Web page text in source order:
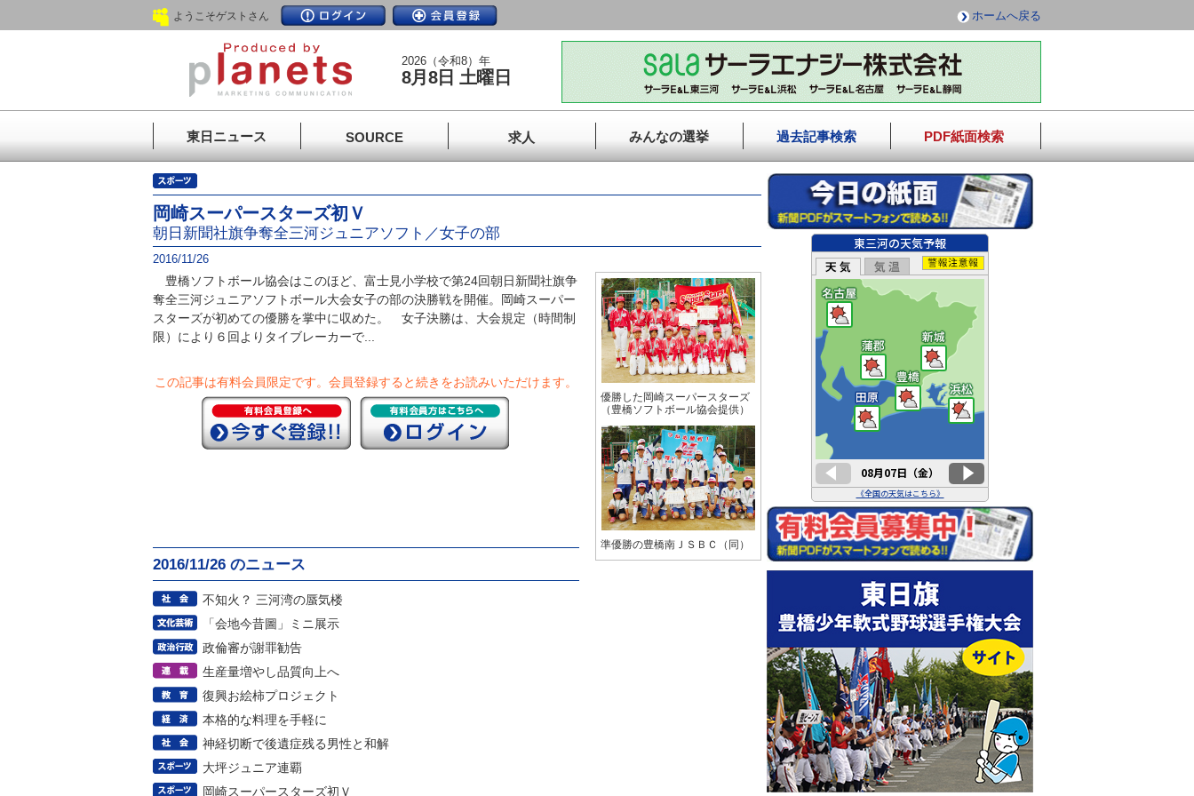
ようこそゲストさん ホームへ戻る
2026（令和8）年
8月8日 土曜日
東日ニュース SOURCE 求人 みんなの選挙 過去記事検索 PDF紙面検索
岡崎スーパースターズ初Ｖ
朝日新聞社旗争奪全三河ジュニアソフト／女子の部
2016/11/26
豊橋ソフトボール協会はこのほど、富士見小学校で第24回朝日新聞社旗争
奪全三河ジュニアソフトボール大会女子の部の決勝戦を開催。岡崎スーパー
スターズが初めての優勝を掌中に収めた。 女子決勝は、大会規定（時間制
限）により６回よりタイブレーカーで...
この記事は有料会員限定です。 会員登録すると続きをお読みいただけます。
2016/11/26 のニュース
不知火？ 三河湾の蜃気楼
「会地今昔圖」ミニ展示
政倫審が謝罪勧告
生産量増やし品質向上へ
復興お絵柿プロジェクト
本格的な料理を手軽に
神経切断で後遺症残る男性と和解
大坪ジュニア連覇
岡崎スーパースターズ初Ｖ
優勝した岡崎スーパースターズ
（豊橋ソフトボール協会提供）
準優勝の豊橋南ＪＳＢＣ（同）